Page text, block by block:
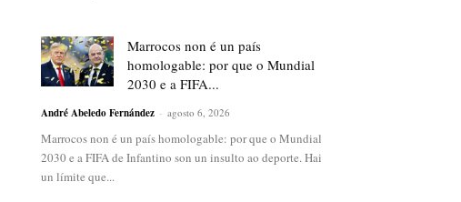
Marrocos non é un país
homologable: por que o Mundial
2030 e a FIFA...
André Abeledo Fernández - agosto 6, 2026
Marrocos non é un país homologable: por que o Mundial
2030 e a FIFA de Infantino son un insulto ao deporte. Hai
un límite que...